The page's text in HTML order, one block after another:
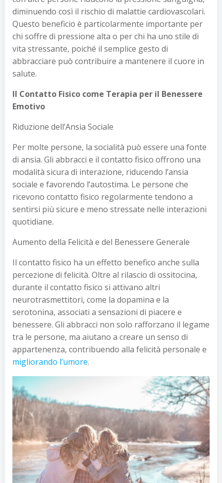
diminuendo così il rischio di malattie cardiovascolari.
Questo beneficio è particolarmente importante per
chi soffre di pressione alta o per chi ha uno stile di
vita stressante, poiché il semplice gesto di
abbracciare può contribuire a mantenere il cuore in
salute.
Il Contatto Fisico come Terapia per il Benessere
Emotivo
Riduzione dell’Ansia Sociale
Per molte persone, la socialità può essere una fonte
di ansia. Gli abbracci e il contatto fisico offrono una
modalità sicura di interazione, riducendo l’ansia
sociale e favorendo l’autostima. Le persone che
ricevono contatto fisico regolarmente tendono a
sentirsi più sicure e meno stressate nelle interazioni
quotidiane.
Aumento della Felicità e del Benessere Generale
Il contatto fisico ha un effetto benefico anche sulla
percezione di felicità. Oltre al rilascio di ossitocina,
durante il contatto fisico si attivano altri
neurotrasmettitori, come la dopamina e la
serotonina, associati a sensazioni di piacere e
benessere. Gli abbracci non solo rafforzano il legame
tra le persone, ma aiutano a creare un senso di
appartenenza, contribuendo alla felicità personale e
migliorando l’umore.